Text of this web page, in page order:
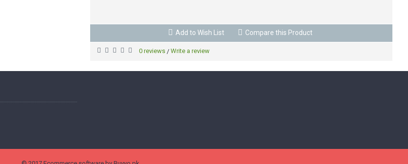
Add to Wish List Compare this Product
0 reviews / Write a review